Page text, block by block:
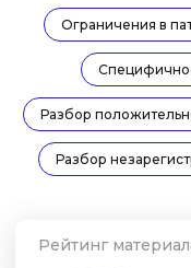
Ограничения в
Разбор
Разбор